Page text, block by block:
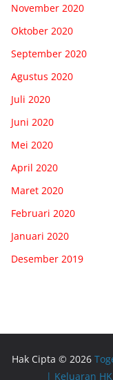
November 2020
Oktober 2020
September 2020
Agustus 2020
Juli 2020
Juni 2020
Mei 2020
April 2020
Maret 2020
Februari 2020
Januari 2020
Desember 2019
Hak Cipta © 2026
| Keluaran